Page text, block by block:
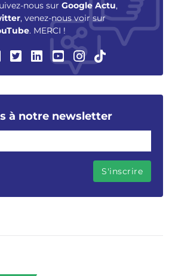
nous sur Google Actu,
, venez-nous voir sur
. MERCI !
à notre newsletter